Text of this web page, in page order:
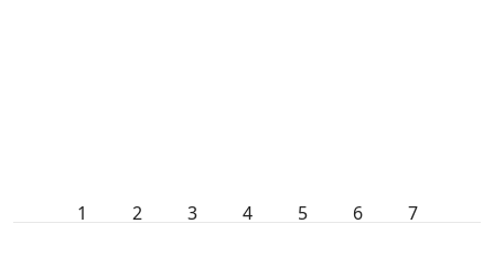
1 2 3 4 5 6 7